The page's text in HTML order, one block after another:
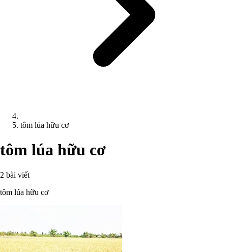
tôm lúa hữu cơ
tôm lúa hữu cơ
2 bài viết
tôm lúa hữu cơ